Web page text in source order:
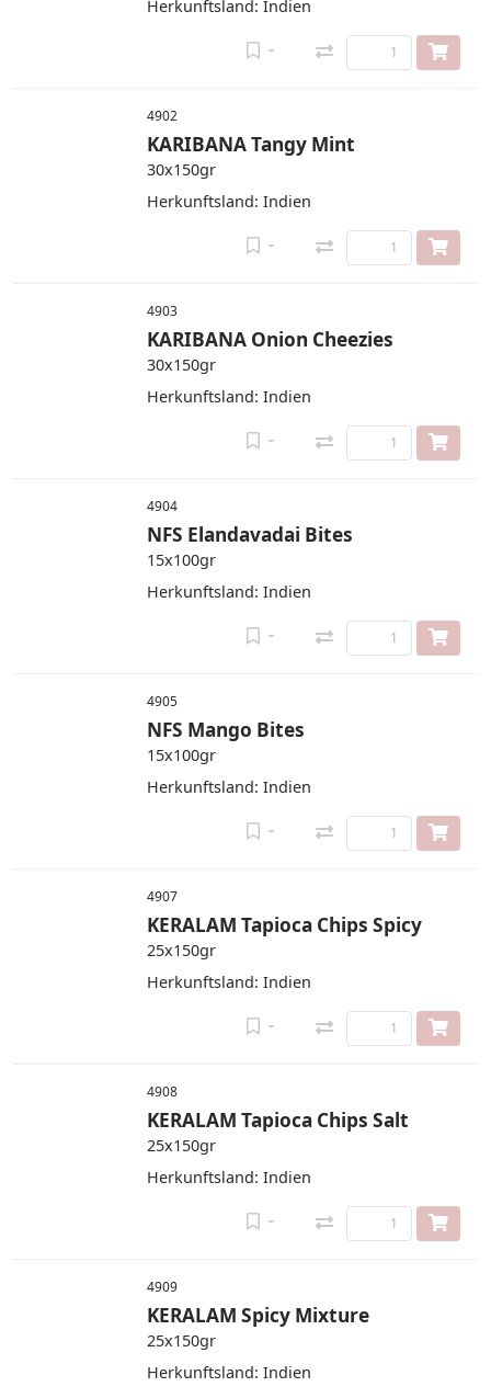
Herkunftsland: Indien
4902
KARIBANA Tangy Mint
30x150gr
Herkunftsland: Indien
4903
KARIBANA Onion Cheezies
30x150gr
Herkunftsland: Indien
4904
NFS Elandavadai Bites
15x100gr
Herkunftsland: Indien
4905
NFS Mango Bites
15x100gr
Herkunftsland: Indien
4907
KERALAM Tapioca Chips Spicy
25x150gr
Herkunftsland: Indien
4908
KERALAM Tapioca Chips Salt
25x150gr
Herkunftsland: Indien
4909
KERALAM Spicy Mixture
25x150gr
Herkunftsland: Indien